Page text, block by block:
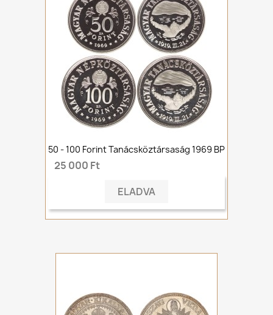
50 - 100 Forint Tanácsköztársaság 1969 BP
25 000 Ft
ELADVA